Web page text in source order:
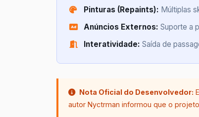
Pinturas (Repaints): Múltiplas
Anúncios Externos: Suporte a
Interatividade: Saída de
Nota Oficial do Desenvolvedor:
autor Nyctrman informou que o